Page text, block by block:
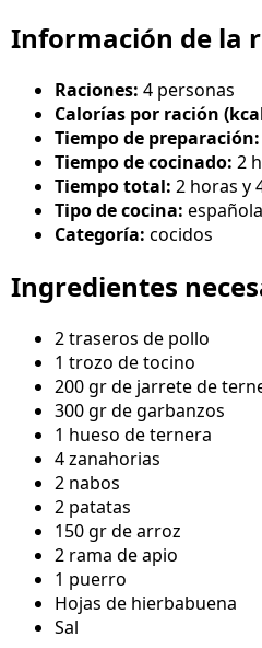
Información de la
Raciones: 4 personas
Calorías por ración
Tiempo de preparación:
Tiempo de cocinado: 2
Tiempo total: 2 horas y
Tipo de cocina: española
Categoría: cocidos
Ingredientes
2 traseros de pollo
1 trozo de tocino
200 gr de jarrete de
300 gr de garbanzos
1 hueso de ternera
4 zanahorias
2 nabos
2 patatas
150 gr de arroz
2 rama de apio
1 puerro
Hojas de hierbabuena
Sal